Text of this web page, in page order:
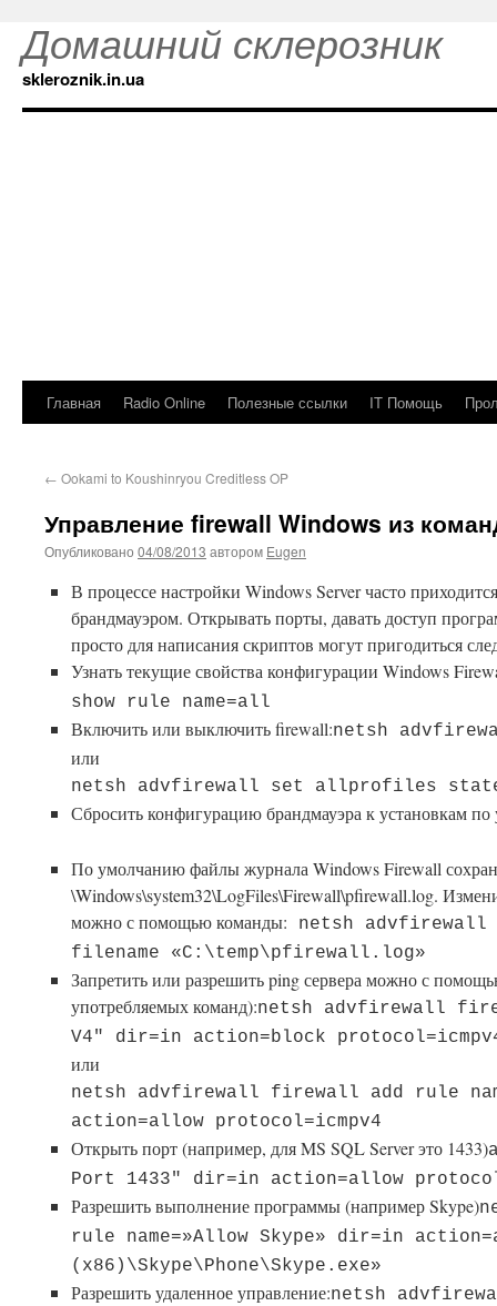
Домашний склерозник
skleroznik.in.ua
Главная Radio Online Полезные ссылки IT Помощь
← Ookami to Koushinryou Creditless OP
Управление firewall Windows из
Опубликовано 04/08/2013 автором Eugen
В процессе настройки Windows Server часто
брандмауэром. Открывать порты, давать доступ
просто для написания скриптов могут пригодиться
Узнать текущие свойства конфигурации Windows
show rule name=all
Включить или выключить firewall:netsh
или
netsh advfirewall set allprofiles
Сбросить конфигурацию брандмауэра к установкам
По умолчанию файлы журнала Windows Firewall
\Windows\system32\LogFiles\Firewall\pfirewall.log.
можно с помощью команды: netsh
filename «C:\temp\pfirewall.log»
Запретить или разрешить ping сервера можно с
употребляемых команд):netsh advfirewall
V4″ dir=in action=block
или
netsh advfirewall firewall add rule
action=allow protocol=icmpv4
Открыть порт (например, для MS SQL Server это 1433)
Port 1433″ dir=in action=allow
Разрешить выполнение программы (например Skype)
rule name=»Allow Skype» dir=in
(x86)\Skype\Phone\Skype.exe»
Разрешить удаленное управление:netsh